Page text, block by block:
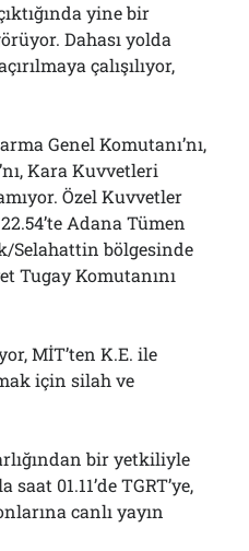
yine bir
Dahası yolda
çalışılıyor,
Genel Komutanı’nı,
Kara Kuvvetleri
Özel Kuvvetler
Adana Tümen
Selahattin bölgesinde
Tugay Komutanını
MİT’ten K.E. ile
için silah ve
bir yetkiliyle
01.11’de TGRT’ye,
canlı yayın